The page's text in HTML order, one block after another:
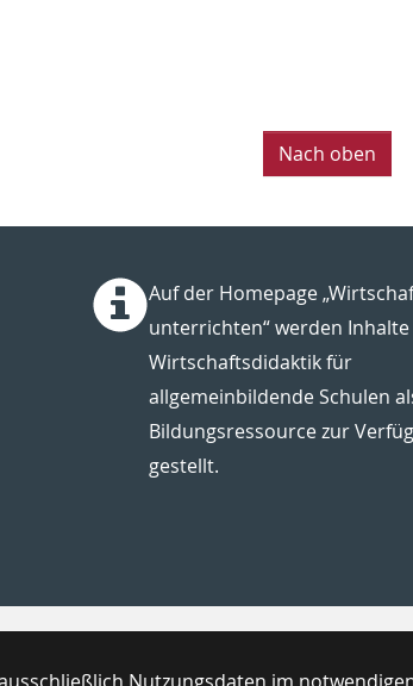
Nach oben
Auf der Homepage
unterrichten“ werden
Wirtschaftsdidaktik für
allgemeinbildende Schulen
Bildungsressource zur
gestellt.